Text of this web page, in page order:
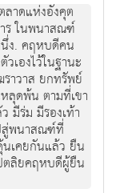
าดแห่งอังคุต
ร ในพนาสณฑ์
ง. คฤหบดีคน
เองไว้ในฐานะ
าวาส ยกทรัพย์
ลุดพ้น ตามที่เขา
มีร่ม มีรองเท้า
สู่พนาสณฑ์ที่
เคยกันแล้ว ยืน
ตลิยคฤหบดีผู้ยืน